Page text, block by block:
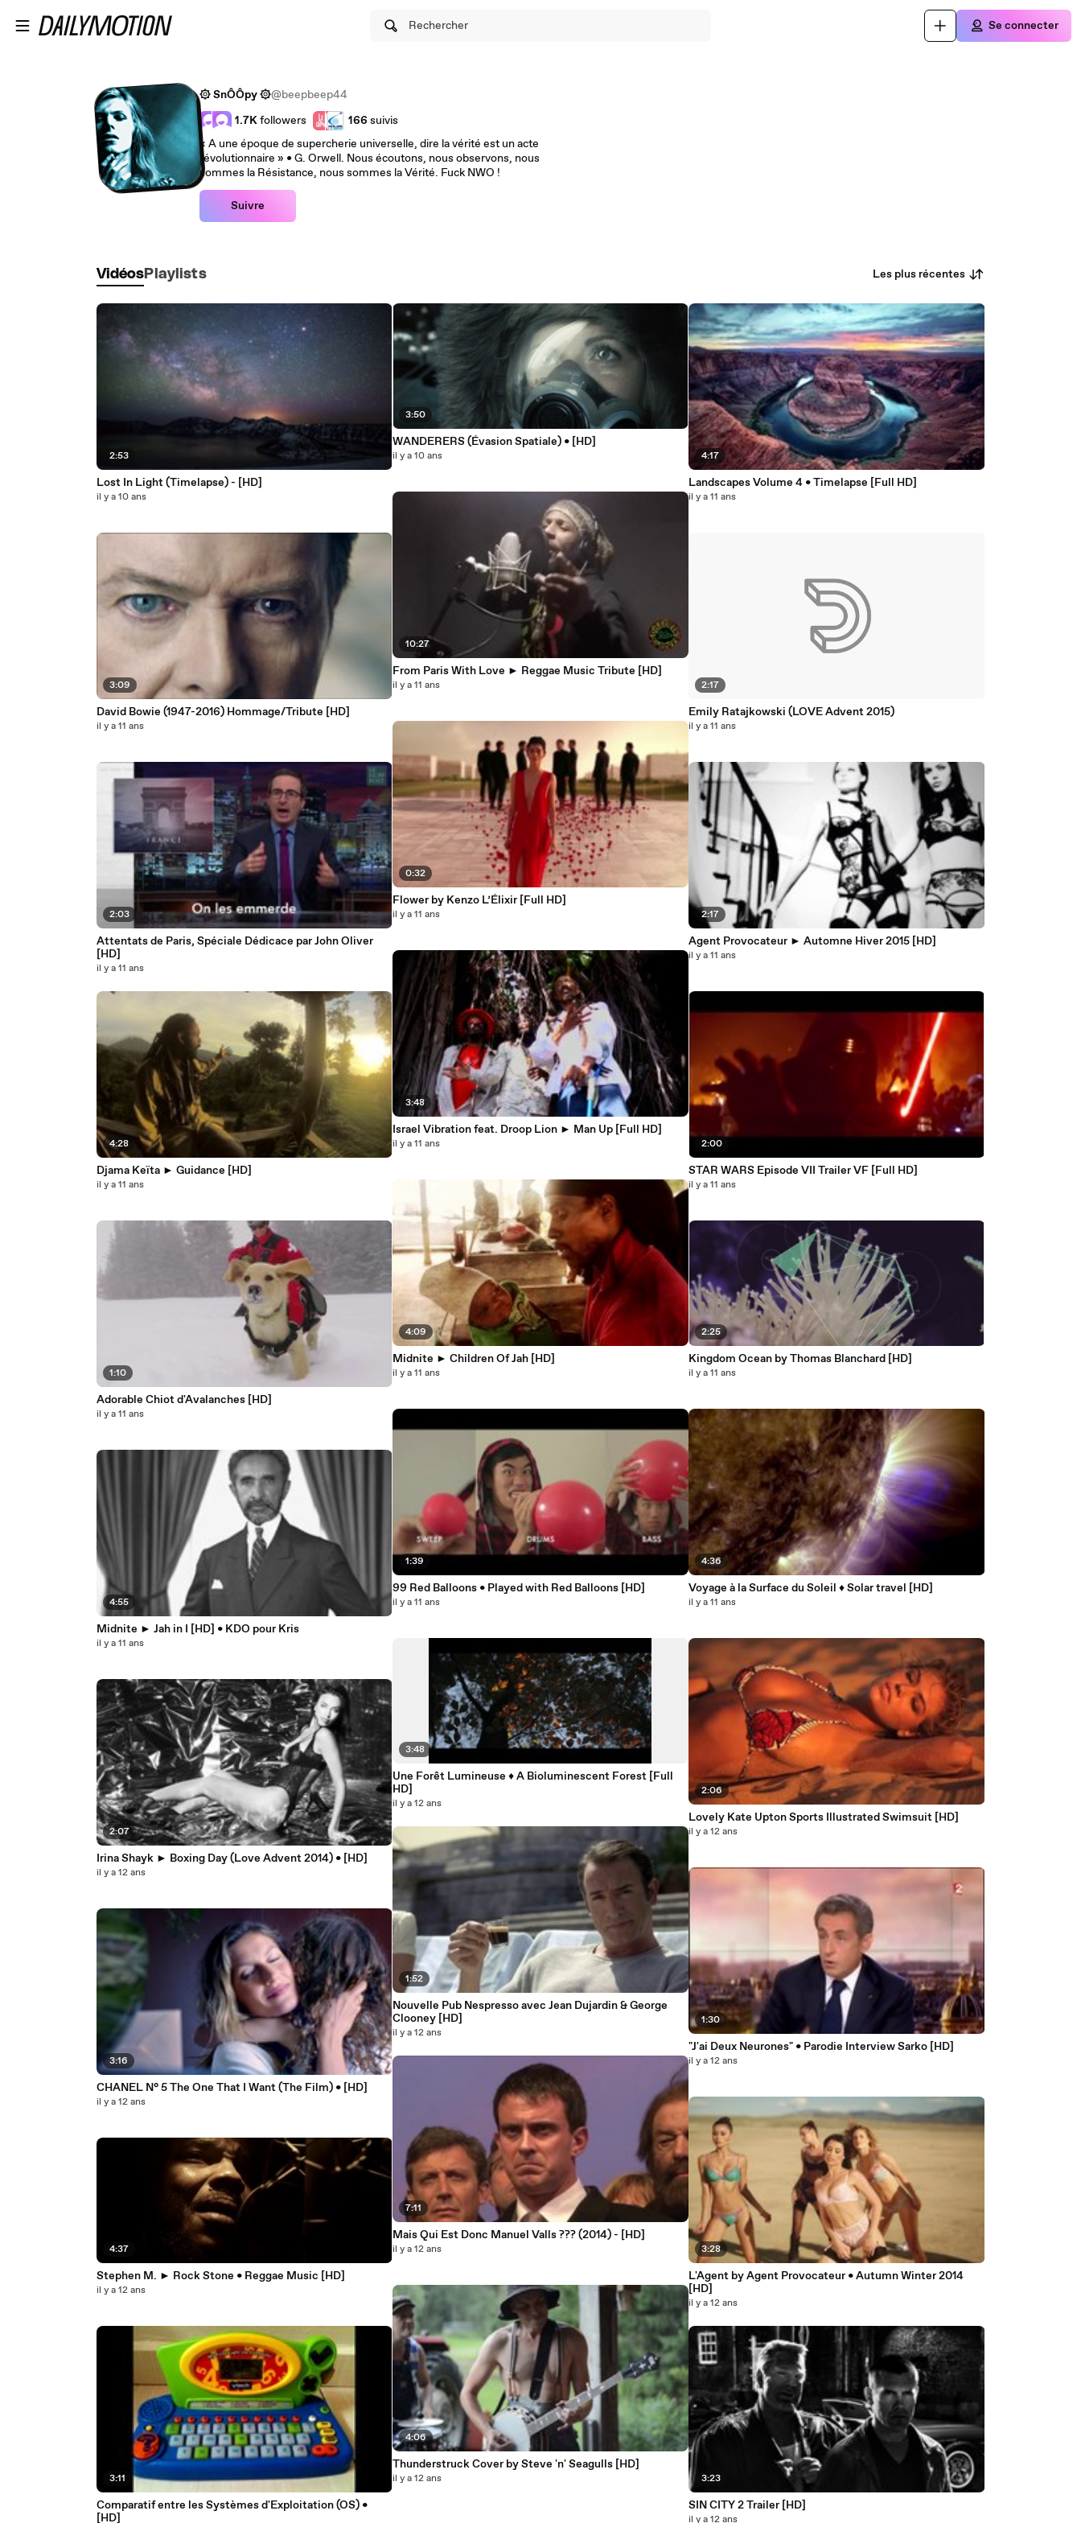
Rechercher Se connecter
۞ SnÔÔpy ۞@beepbeep44
1.7Kfollowers 166 suivis
« A une époque de supercherie universelle, dire la vérité est un acte
révolutionnaire » • G. Orwell. Nous écoutons, nous observons, nous
sommes la Résistance, nous sommes la Vérité. Fuck NWO !
Suivre
Vidéos Playlists Les plus récentes
2:53
Lost In Light (Timelapse) - [HD]
il y a 10 ans
3:09
David Bowie (1947-2016) Hommage/Tribute [HD]
il y a 11 ans
2:03
Attentats de Paris, Spéciale Dédicace par John Oliver
[HD]
il y a 11 ans
4:28
Djama Keïta ► Guidance [HD]
il y a 11 ans
1:10
Adorable Chiot d'Avalanches [HD]
il y a 11 ans
4:55
Midnite ► Jah in I [HD] • KDO pour Kris
il y a 11 ans
2:07
Irina Shayk ► Boxing Day (Love Advent 2014) • [HD]
il y a 12 ans
3:16
CHANEL N° 5 The One That I Want (The Film) • [HD]
il y a 12 ans
4:37
Stephen M. ► Rock Stone • Reggae Music [HD]
il y a 12 ans
3:11
Comparatif entre les Systèmes d'Exploitation (OS) •
[HD]
3:50
WANDERERS (Évasion Spatiale) • [HD]
il y a 10 ans
10:27
From Paris With Love ► Reggae Music Tribute [HD]
il y a 11 ans
0:32
Flower by Kenzo L’Élixir [Full HD]
il y a 11 ans
3:48
Israel Vibration feat. Droop Lion ► Man Up [Full HD]
il y a 11 ans
4:09
Midnite ► Children Of Jah [HD]
il y a 11 ans
1:39
99 Red Balloons • Played with Red Balloons [HD]
il y a 11 ans
3:48
Une Forêt Lumineuse ♦ A Bioluminescent Forest [Full
HD]
il y a 12 ans
1:52
Nouvelle Pub Nespresso avec Jean Dujardin & George
Clooney [HD]
il y a 12 ans
7:11
Mais Qui Est Donc Manuel Valls ??? (2014) - [HD]
il y a 12 ans
4:06
Thunderstruck Cover by Steve 'n' Seagulls [HD]
il y a 12 ans
4:17
Landscapes Volume 4 • Timelapse [Full HD]
il y a 11 ans
2:17
Emily Ratajkowski (LOVE Advent 2015)
il y a 11 ans
2:17
Agent Provocateur ► Automne Hiver 2015 [HD]
il y a 11 ans
2:00
STAR WARS Episode VII Trailer VF [Full HD]
il y a 11 ans
2:25
Kingdom Ocean by Thomas Blanchard [HD]
il y a 11 ans
4:36
Voyage à la Surface du Soleil ♦ Solar travel [HD]
il y a 11 ans
2:06
Lovely Kate Upton Sports Illustrated Swimsuit [HD]
il y a 12 ans
1:30
"J'ai Deux Neurones" • Parodie Interview Sarko [HD]
il y a 12 ans
3:28
L'Agent by Agent Provocateur • Autumn Winter 2014
[HD]
il y a 12 ans
3:23
SIN CITY 2 Trailer [HD]
il y a 12 ans